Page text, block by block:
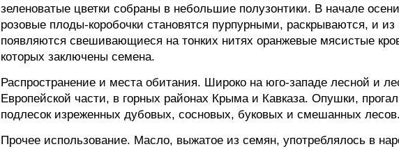
зеленоватые цветки собраны в небольшие полузонтики. В начале
розовые плоды-коробочки становятся пурпурными, раскрываются, и из
появляются свешивающиеся на тонких нитях оранжевые мясистые
которых заключены семена.
Распространение и места обитания. Широко на юго-западе лесной и
Европейской части, в горных районах Крыма и Кавказа. Опушки,
подлесок изреженных дубовых, сосновых, буковых и смешанных лесов.
Прочее использование. Масло, выжатое из семян, употреблялось в